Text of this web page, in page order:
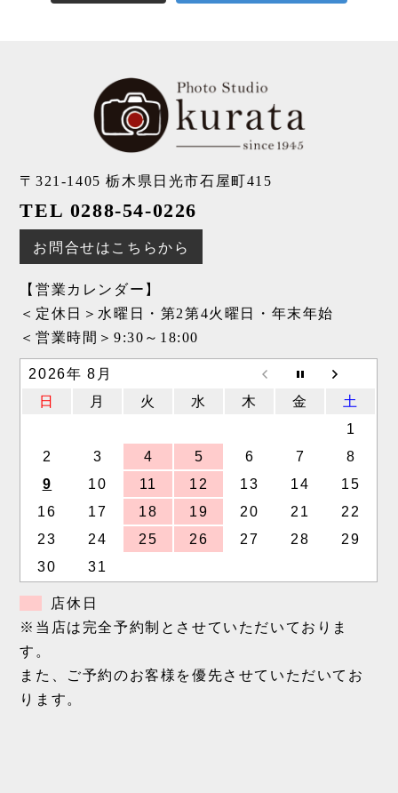
〒321-1405 栃木県日光市石屋町415
TEL 0288-54-0226
お問合せはこちらから
【営業カレンダー】
＜定休日＞水曜日・第2第4火曜日・年末年始
＜営業時間＞9:30～18:00
2026年 8月
日
月 火 水 木 金
土
1
2
3 4 5 6 7
8
9
10 11 12 13 14
15
16
17 18 19 20 21
22
23
24 25 26 27 28
29
30
31
店休日
※当店は完全予約制とさせていただいておりま
す。
また、ご予約のお客様を優先させていただいてお
ります。